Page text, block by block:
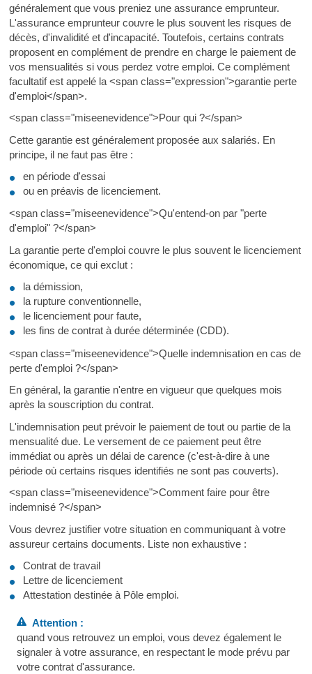
généralement que vous preniez une assurance emprunteur.
L'assurance emprunteur couvre le plus souvent les risques de
décès, d'invalidité et d'incapacité. Toutefois, certains contrats
proposent en complément de prendre en charge le paiement de
vos mensualités si vous perdez votre emploi. Ce complément
facultatif est appelé la <span class="expression">garantie perte
d'emploi</span>.
<span class="miseenevidence">Pour qui ?</span>
Cette garantie est généralement proposée aux salariés. En
principe, il ne faut pas être :
en période d'essai
ou en préavis de licenciement.
<span class="miseenevidence">Qu'entend-on par "perte
d'emploi" ?</span>
La garantie perte d'emploi couvre le plus souvent le licenciement
économique, ce qui exclut :
la démission,
la rupture conventionnelle,
le licenciement pour faute,
les fins de contrat à durée déterminée (CDD).
<span class="miseenevidence">Quelle indemnisation en cas de
perte d'emploi ?</span>
En général, la garantie n'entre en vigueur que quelques mois
après la souscription du contrat.
L'indemnisation peut prévoir le paiement de tout ou partie de la
mensualité due. Le versement de ce paiement peut être
immédiat ou après un délai de carence (c'est-à-dire à une
période où certains risques identifiés ne sont pas couverts).
<span class="miseenevidence">Comment faire pour être
indemnisé ?</span>
Vous devrez justifier votre situation en communiquant à votre
assureur certains documents. Liste non exhaustive :
Contrat de travail
Lettre de licenciement
Attestation destinée à Pôle emploi.
Attention :
quand vous retrouvez un emploi, vous devez également le
signaler à votre assurance, en respectant le mode prévu par
votre contrat d'assurance.